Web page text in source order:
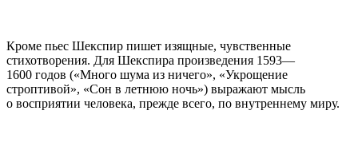
Кроме пьес Шекспир пишет изящные, чувственные
стихотворения. Для Шекспира произведения 1593—
1600 годов («Много шума из ничего», «Укрощение
строптивой», «Сон в летнюю ночь») выражают мысль
о восприятии человека, прежде всего, по внутреннему миру.